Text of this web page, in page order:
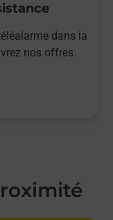
dans la
nos offres.